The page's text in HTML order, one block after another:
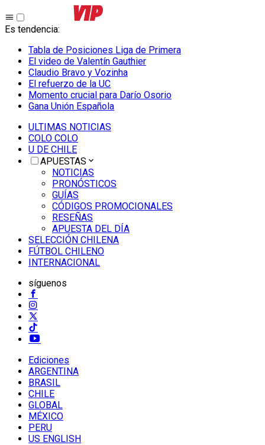
Es tendencia:
Tabla de Posiciones Liga de Primera
El video de Valentín Gauthier
Claudio Bravo y Vozinha
El refuerzo de la UC
Momento crucial para Darío Osorio
Gana Unión Española
ULTIMAS NOTICIAS
COLO COLO
U DE CHILE
APUESTAS
NOTICIAS
PRONÓSTICOS
GUÍAS
CÓDIGOS PROMOCIONALES
RESEÑAS
APUESTA DEL DÍA
SELECCIÓN CHILENA
FÚTBOL CHILENO
INTERNACIONAL
síguenos
Ediciones
ARGENTINA
BRASIL
CHILE
GLOBAL
MÉXICO
PERU
US ENGLISH